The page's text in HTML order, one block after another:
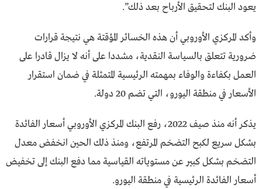
يعود البنك لتحقيق الأرباح بعد ذلك”.
وأكد المركزي الأوروبي أن هذه الخسائر المؤقتة هي نتيجة قرارات
ضرورية تتعلق بالسياسة النقدية، مشددا على أنه لا يزال قادرا على
العمل بكفاءة والوفاء بمهمته الرئيسية المتمثلة في ضمان استقرار
الأسعار في منطقة اليورو، التي تضم 20 دولة.
يذكر أنه منذ صيف 2022، رفع البنك المركزي الأوروبي أسعار الفائدة
بشكل سريع لكبح التضخم المرتفع، ومنذ ذلك الحين انخفض معدل
التضخم بشكل كبير عن مستوياته القياسية مما دفع البنك إلى تخفيض
أسعار الفائدة الرئيسية في منطقة اليورو.